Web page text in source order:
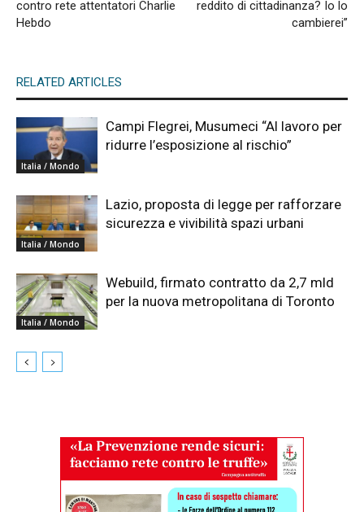
contro rete attentatori Charlie
Hebdo
reddito di cittadinanza? Io lo
cambierei”
RELATED ARTICLES
Italia / Mondo
Campi Flegrei, Musumeci “Al lavoro per
ridurre l’esposizione al rischio”
Italia / Mondo
Lazio, proposta di legge per rafforzare
sicurezza e vivibilità spazi urbani
Italia / Mondo
Webuild, firmato contratto da 2,7 mld
per la nuova metropolitana di Toronto